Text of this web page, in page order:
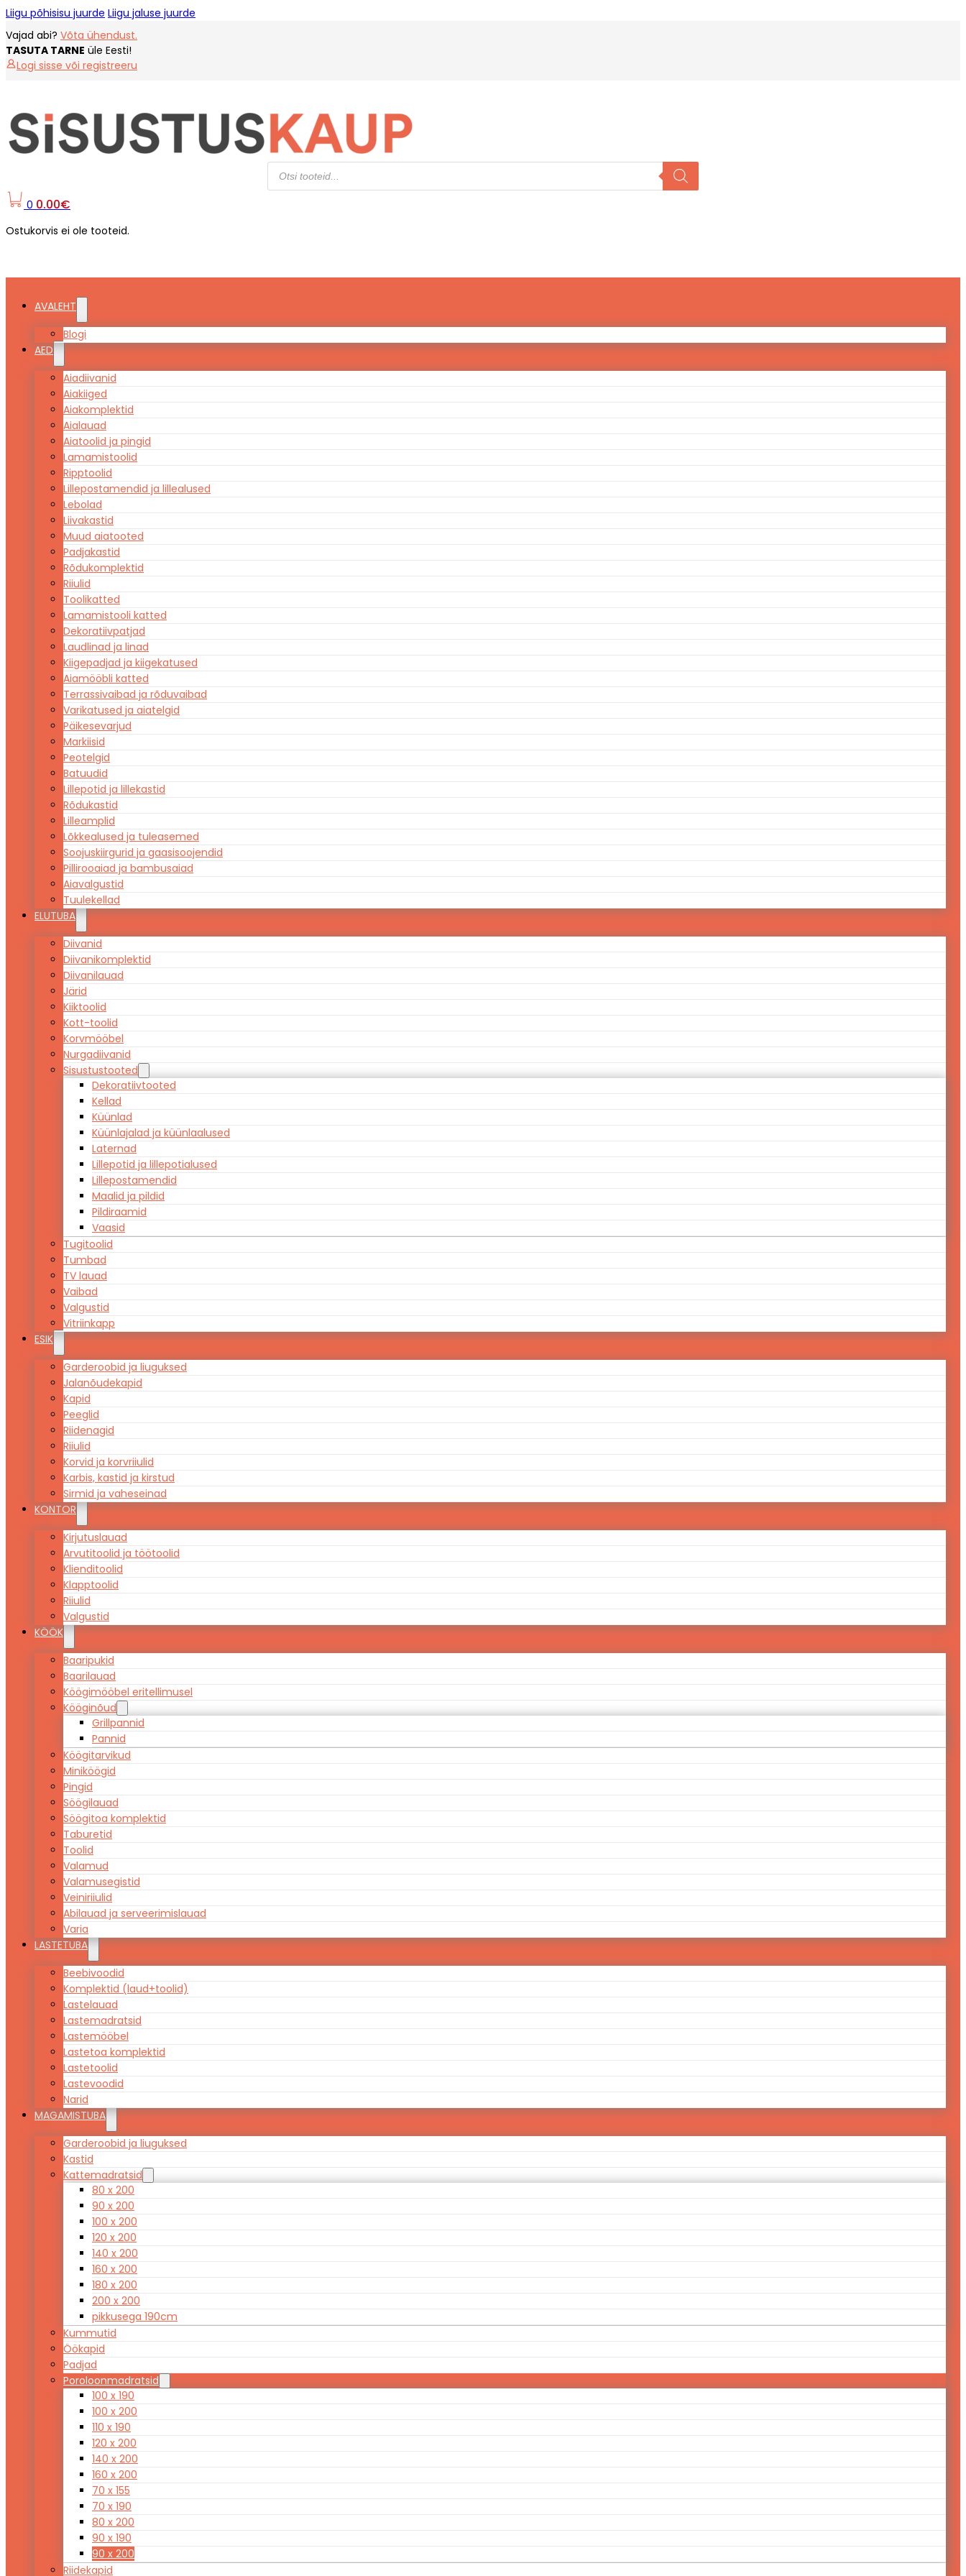
Liigu põhisisu juurde Liigu jaluse juurde
Vajad abi? Võta ühendust.
TASUTA TARNE üle Eesti!
Logi sisse või registreeru
Products
search
0 0.00€
Ostukorvis ei ole tooteid.
AVALEHT
Blogi
AED
Aiadiivanid
Aiakiiged
Aiakomplektid
Aialauad
Aiatoolid ja pingid
Lamamistoolid
Ripptoolid
Lillepostamendid ja lillealused
Lebolad
Liivakastid
Muud aiatooted
Padjakastid
Rõdukomplektid
Riiulid
Toolikatted
Lamamistooli katted
Dekoratiivpatjad
Laudlinad ja linad
Kiigepadjad ja kiigekatused
Aiamööbli katted
Terrassivaibad ja rõduvaibad
Varikatused ja aiatelgid
Päikesevarjud
Markiisid
Peotelgid
Batuudid
Lillepotid ja lillekastid
Rõdukastid
Lilleamplid
Lõkkealused ja tuleasemed
Soojuskiirgurid ja gaasisoojendid
Pillirooaiad ja bambusaiad
Aiavalgustid
Tuulekellad
ELUTUBA
Diivanid
Diivanikomplektid
Diivanilauad
Järid
Kiiktoolid
Kott-toolid
Korvmööbel
Nurgadiivanid
Sisustustooted
Dekoratiivtooted
Kellad
Küünlad
Küünlajalad ja küünlaalused
Laternad
Lillepotid ja lillepotialused
Lillepostamendid
Maalid ja pildid
Pildiraamid
Vaasid
Tugitoolid
Tumbad
TV lauad
Vaibad
Valgustid
Vitriinkapp
ESIK
Garderoobid ja liuguksed
Jalanõudekapid
Kapid
Peeglid
Riidenagid
Riiulid
Korvid ja korvriiulid
Karbis, kastid ja kirstud
Sirmid ja vaheseinad
KONTOR
Kirjutuslauad
Arvutitoolid ja töötoolid
Klienditoolid
Klapptoolid
Riiulid
Valgustid
KÖÖK
Baaripukid
Baarilauad
Köögimööbel eritellimusel
Kööginõud
Grillpannid
Pannid
Köögitarvikud
Miniköögid
Pingid
Söögilauad
Söögitoa komplektid
Taburetid
Toolid
Valamud
Valamusegistid
Veiniriiulid
Abilauad ja serveerimislauad
Varia
LASTETUBA
Beebivoodid
Komplektid (laud+toolid)
Lastelauad
Lastemadratsid
Lastemööbel
Lastetoa komplektid
Lastetoolid
Lastevoodid
Narid
MAGAMISTUBA
Garderoobid ja liuguksed
Kastid
Kattemadratsid
80 x 200
90 x 200
100 x 200
120 x 200
140 x 200
160 x 200
180 x 200
200 x 200
pikkusega 190cm
Kummutid
Öökapid
Padjad
Poroloonmadratsid
100 x 190
100 x 200
110 x 190
120 x 200
140 x 200
160 x 200
70 x 155
70 x 190
80 x 200
90 x 190
90 x 200
Riidekapid